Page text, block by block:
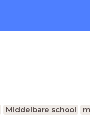
Middelbare school